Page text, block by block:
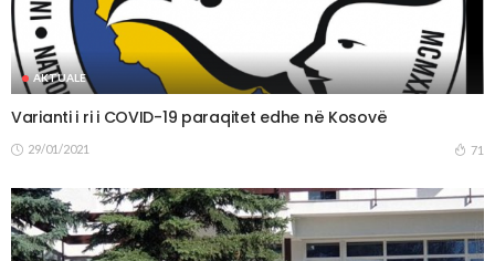
AKTUALE
Varianti i ri i COVID-19 paraqitet edhe në Kosovë
29/01/2021 71